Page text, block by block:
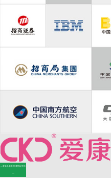
—香港长者医疗券指定牙科